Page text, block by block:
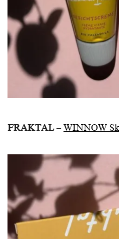
FRAKTAL– WINNOW